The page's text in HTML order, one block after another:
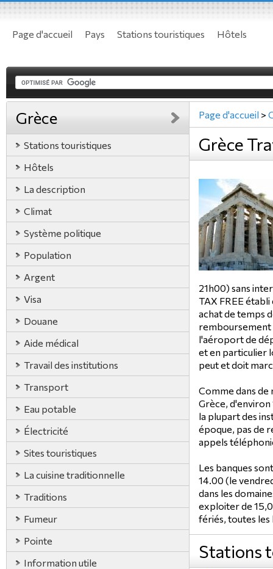
Page d'accueil Pays Stations touristiques Hôtels
Grèce
Stations touristiques
Hôtels
La description
Climat
Système politique
Population
Argent
Visa
Douane
Aide médical
Travail des institutions
Transport
Eau potable
Électricité
Sites touristiques
La cuisine traditionnelle
Traditions
Fumeur
Pointe
Information utile
Page d'accueil >
Grèce
21h00) sans
TAX FREE établi
achat de temps
remboursement
l'aéroport de
et en particulier
peut et doit
Comme dans
Grèce, d'environ
la plupart des
époque, pas de
appels
Les banques
14.00 (le
dans les
exploiter de
fériés, toutes les
Stations